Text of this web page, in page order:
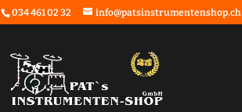
034 461 02 32 info@patsinstrumentenshop.ch